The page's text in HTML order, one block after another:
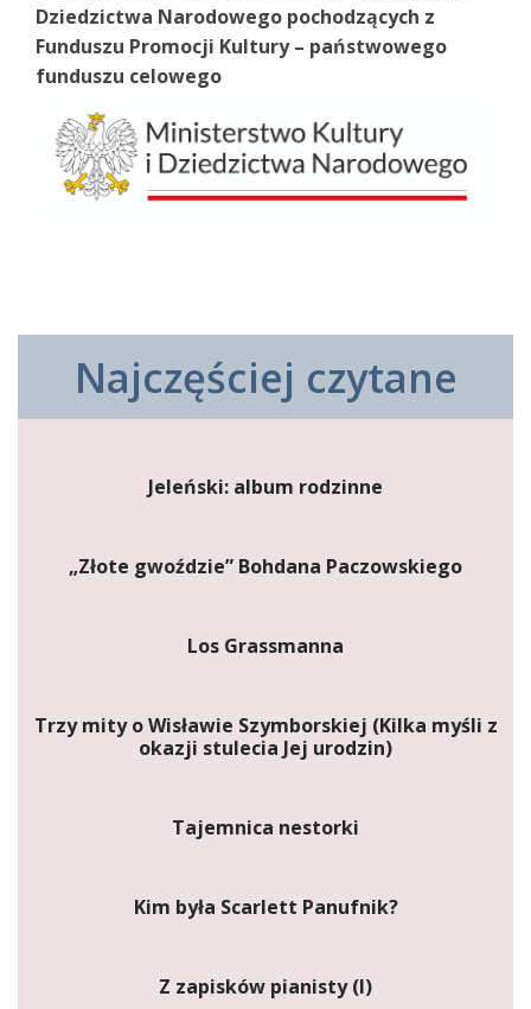
Dziedzictwa Narodowego pochodzących z
Funduszu Promocji Kultury – państwowego
funduszu celowego
Najczęściej czytane
Jeleński: album rodzinne
„Złote gwoździe” Bohdana Paczowskiego
Los Grassmanna
Trzy mity o Wisławie Szymborskiej (Kilka myśli z
okazji stulecia Jej urodzin)
Tajemnica nestorki
Kim była Scarlett Panufnik?
Z zapisków pianisty (I)